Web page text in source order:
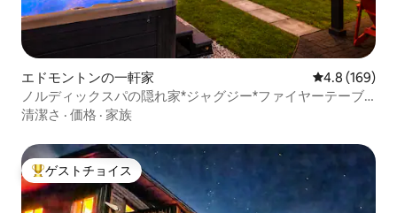
エドモントンの一軒家 レビュー169
4.8 (169)
ノルディックスパの隠れ家*ジャグジー*ファイヤーテーブ
ル*エアコン*樽サウナ
清潔さ · 価格 · 家族
大好評のゲストチョイスです。
ゲストチョイス